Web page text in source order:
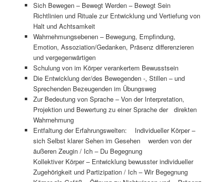
Sich Bewegen – Bewegt Werden – Bewegt Sein
Richtlinien und Rituale zur Entwicklung und Vertiefung von
Halt und Achtsamkeit
Wahrnehmungsebenen – Bewegung, Empfindung,
Emotion, Assoziation/Gedanken, Präsenz differenzieren
und vergegenwärtigen
Schulung von im Körper verankertem Bewusstsein
Die Entwicklung der/des Bewegenden -, Stillen – und
Sprechenden Bezeugenden im Übungsweg
Zur Bedeutung von Sprache – Von der Interpretation,
Projektion und Bewertung zu einer Sprache der direkten
Wahrnehmung
Entfaltung der Erfahrungswelten: Individueller Körper –
sich Selbst klarer Sehen im Gesehen werden von der
äußeren Zeugin / Ich – Du Begegnung
Kollektiver Körper – Entwicklung bewusster individueller
Zugehörigkeit und Partizipation / Ich – Wir Begegnung